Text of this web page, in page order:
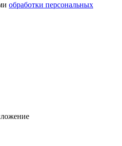
обработки персональных